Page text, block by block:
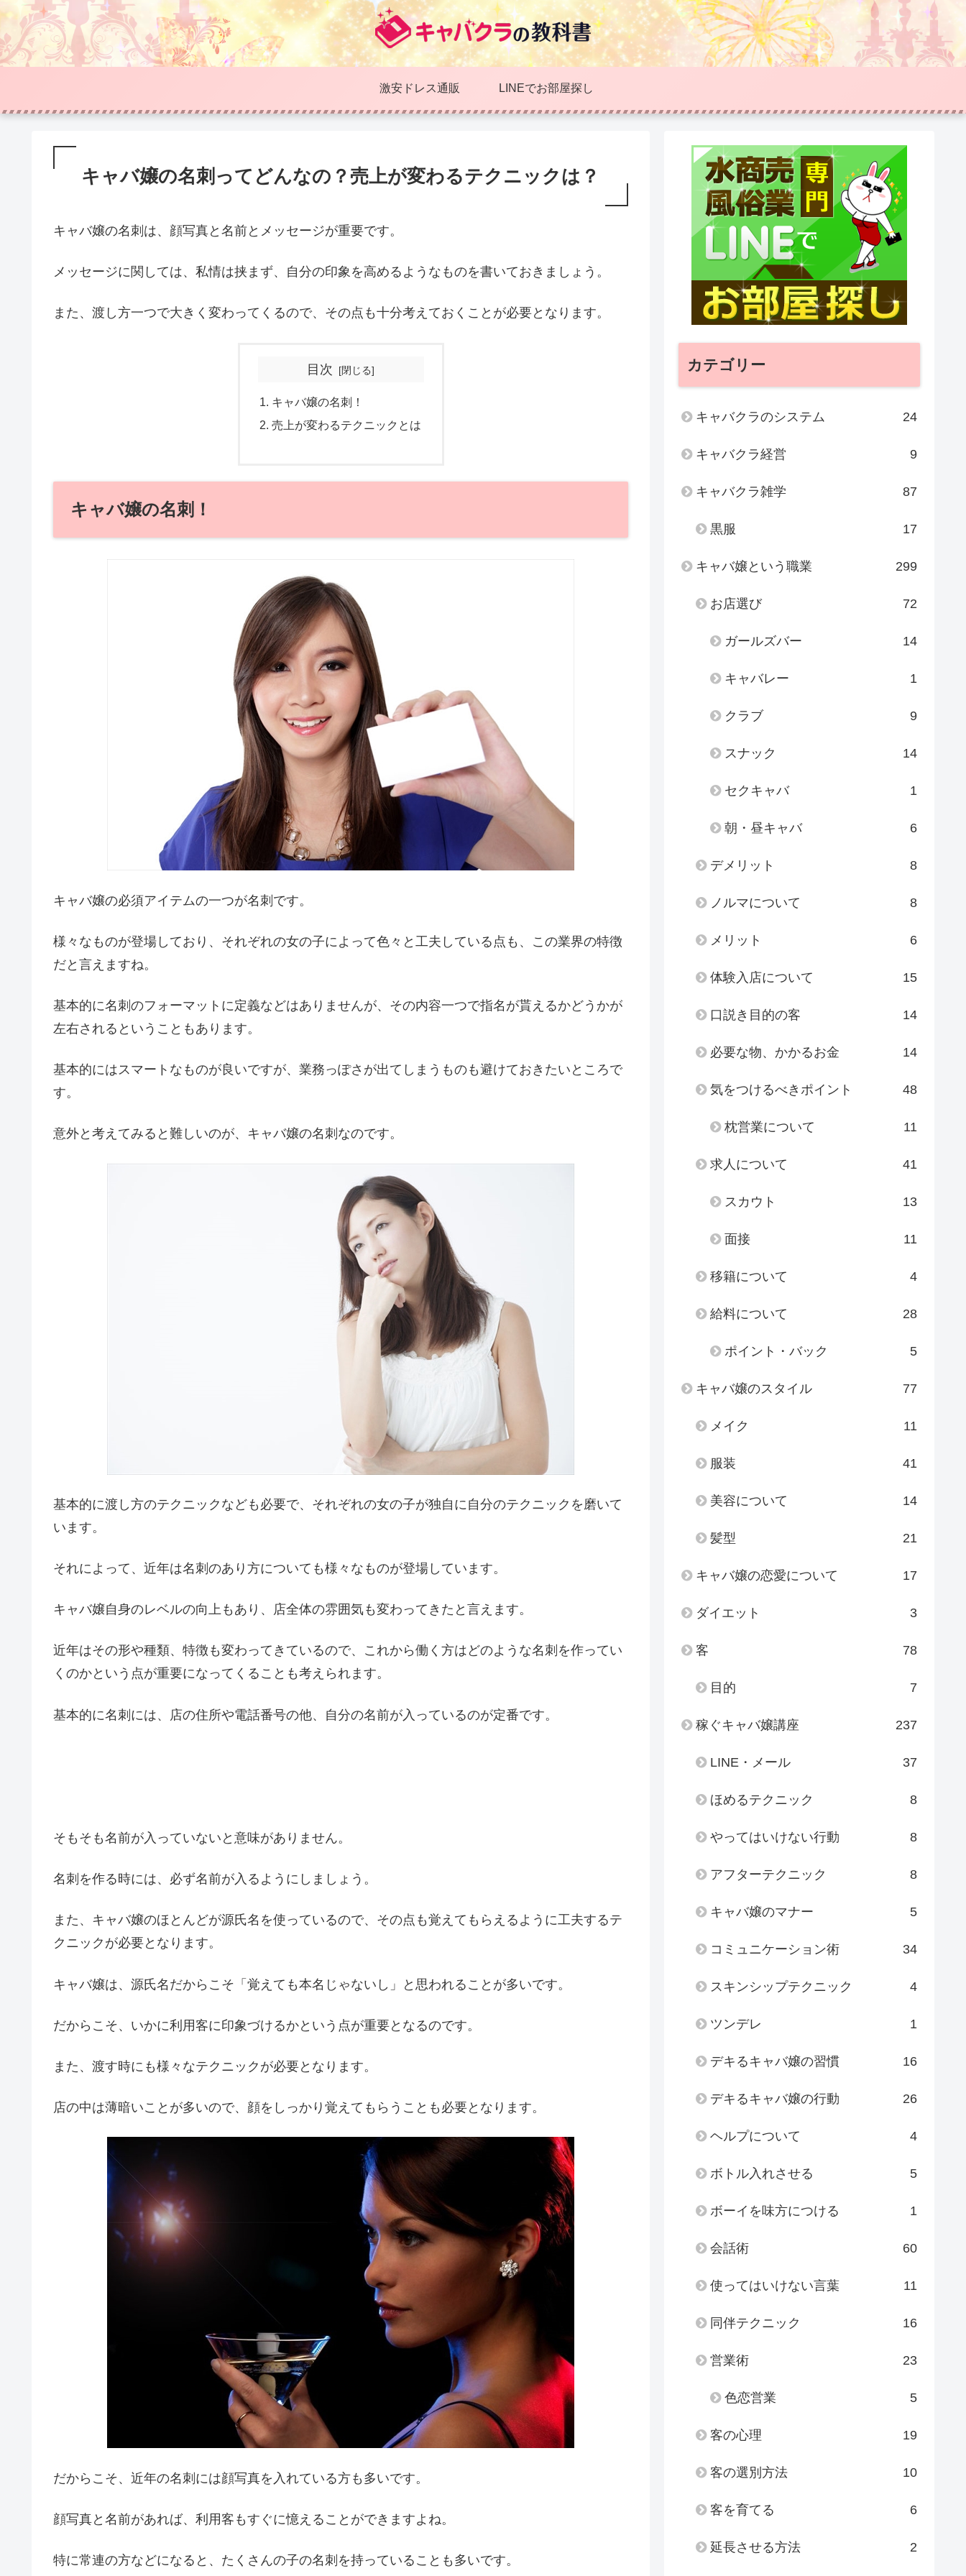
激安ドレス通販 LINEでお部屋探し
キャバ嬢の名刺ってどんなの？売上が変わるテクニックは？
キャバ嬢の名刺は、顔写真と名前とメッセージが重要です。
メッセージに関しては、私情は挟まず、自分の印象を高めるようなものを書いておきましょう。
また、渡し方一つで大きく変わってくるので、その点も十分考えておくことが必要となります。
目次
キャバ嬢の名刺！
売上が変わるテクニックとは
キャバ嬢の名刺！
キャバ嬢の必須アイテムの一つが名刺です。
様々なものが登場しており、それぞれの女の子によって色々と工夫している点も、この業界の特徴
だと言えますね。
基本的に名刺のフォーマットに定義などはありませんが、その内容一つで指名が貰えるかどうかが
左右されるということもあります。
基本的にはスマートなものが良いですが、業務っぽさが出てしまうものも避けておきたいところで
す。
意外と考えてみると難しいのが、キャバ嬢の名刺なのです。
基本的に渡し方のテクニックなども必要で、それぞれの女の子が独自に自分のテクニックを磨いて
います。
それによって、近年は名刺のあり方についても様々なものが登場しています。
キャバ嬢自身のレベルの向上もあり、店全体の雰囲気も変わってきたと言えます。
近年はその形や種類、特徴も変わってきているので、これから働く方はどのような名刺を作ってい
くのかという点が重要になってくることも考えられます。
基本的に名刺には、店の住所や電話番号の他、自分の名前が入っているのが定番です。
そもそも名前が入っていないと意味がありません。
名刺を作る時には、必ず名前が入るようにしましょう。
また、キャバ嬢のほとんどが源氏名を使っているので、その点も覚えてもらえるように工夫するテ
クニックが必要となります。
キャバ嬢は、源氏名だからこそ「覚えても本名じゃないし」と思われることが多いです。
だからこそ、いかに利用客に印象づけるかという点が重要となるのです。
また、渡す時にも様々なテクニックが必要となります。
店の中は薄暗いことが多いので、顔をしっかり覚えてもらうことも必要となります。
だからこそ、近年の名刺には顔写真を入れている方も多いです。
顔写真と名前があれば、利用客もすぐに憶えることができますよね。
特に常連の方などになると、たくさんの子の名刺を持っていることも多いです。
カテゴリー
キャバクラのシステム 24
キャバクラ経営 9
キャバクラ雑学 87
黒服 17
キャバ嬢という職業 299
お店選び 72
ガールズバー 14
キャバレー 1
クラブ 9
スナック 14
セクキャバ 1
朝・昼キャバ 6
デメリット 8
ノルマについて 8
メリット 6
体験入店について 15
口説き目的の客 14
必要な物、かかるお金 14
気をつけるべきポイント 48
枕営業について 11
求人について 41
スカウト 13
面接 11
移籍について 4
給料について 28
ポイント・バック 5
キャバ嬢のスタイル 77
メイク 11
服装 41
美容について 14
髪型 21
キャバ嬢の恋愛について 17
ダイエット 3
客 78
目的 7
稼ぐキャバ嬢講座 237
LINE・メール 37
ほめるテクニック 8
やってはいけない行動 8
アフターテクニック 8
キャバ嬢のマナー 5
コミュニケーション術 34
スキンシップテクニック 4
ツンデレ 1
デキるキャバ嬢の習慣 16
デキるキャバ嬢の行動 26
ヘルプについて 4
ボトル入れさせる 5
ボーイを味方につける 1
会話術 60
使ってはいけない言葉 11
同伴テクニック 16
営業術 23
色恋営業 5
客の心理 19
客の選別方法 10
客を育てる 6
延長させる方法 2